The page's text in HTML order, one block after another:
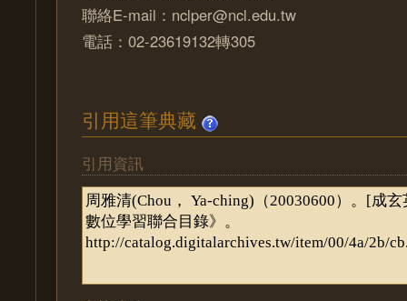
聯絡E-mail：nclper@ncl.edu.tw
電話：02-23619132轉305
引用這筆典藏
引用資訊